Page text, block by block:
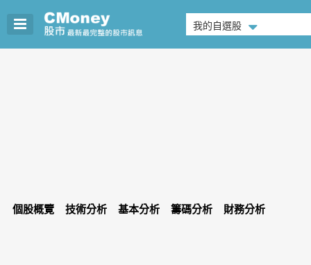
我的自選股
個股概覽 技術分析 基本分析 籌碼分析 財務分析